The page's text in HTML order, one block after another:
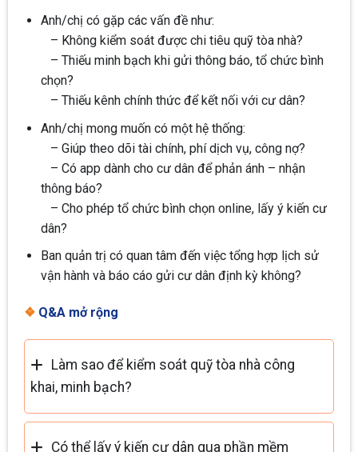
Anh/chị có gặp các vấn đề như:
– Không kiểm soát được chi tiêu quỹ tòa nhà?
– Thiếu minh bạch khi gửi thông báo, tổ chức bình
chọn?
– Thiếu kênh chính thức để kết nối với cư dân?
Anh/chị mong muốn có một hệ thống:
– Giúp theo dõi tài chính, phí dịch vụ, công nợ?
– Có app dành cho cư dân để phản ánh – nhận
thông báo?
– Cho phép tổ chức bình chọn online, lấy ý kiến cư
dân?
Ban quản trị có quan tâm đến việc tổng hợp lịch sử
vận hành và báo cáo gửi cư dân định kỳ không?
❖Q&A mở rộng
Làm sao để kiểm soát quỹ tòa nhà công
khai, minh bạch?
Có thể lấy ý kiến cư dân qua phần mềm